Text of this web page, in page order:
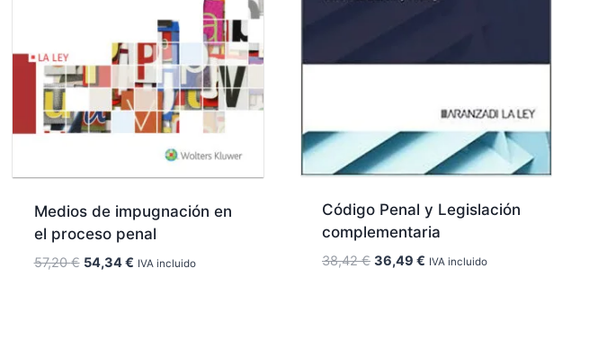
Medios de impugnación en
el proceso penal
57,20€ El
54,34€ElIVA incluido
Código Penal y Legislación
complementaria
38,42€ El
36,49 € El
IVA incluido